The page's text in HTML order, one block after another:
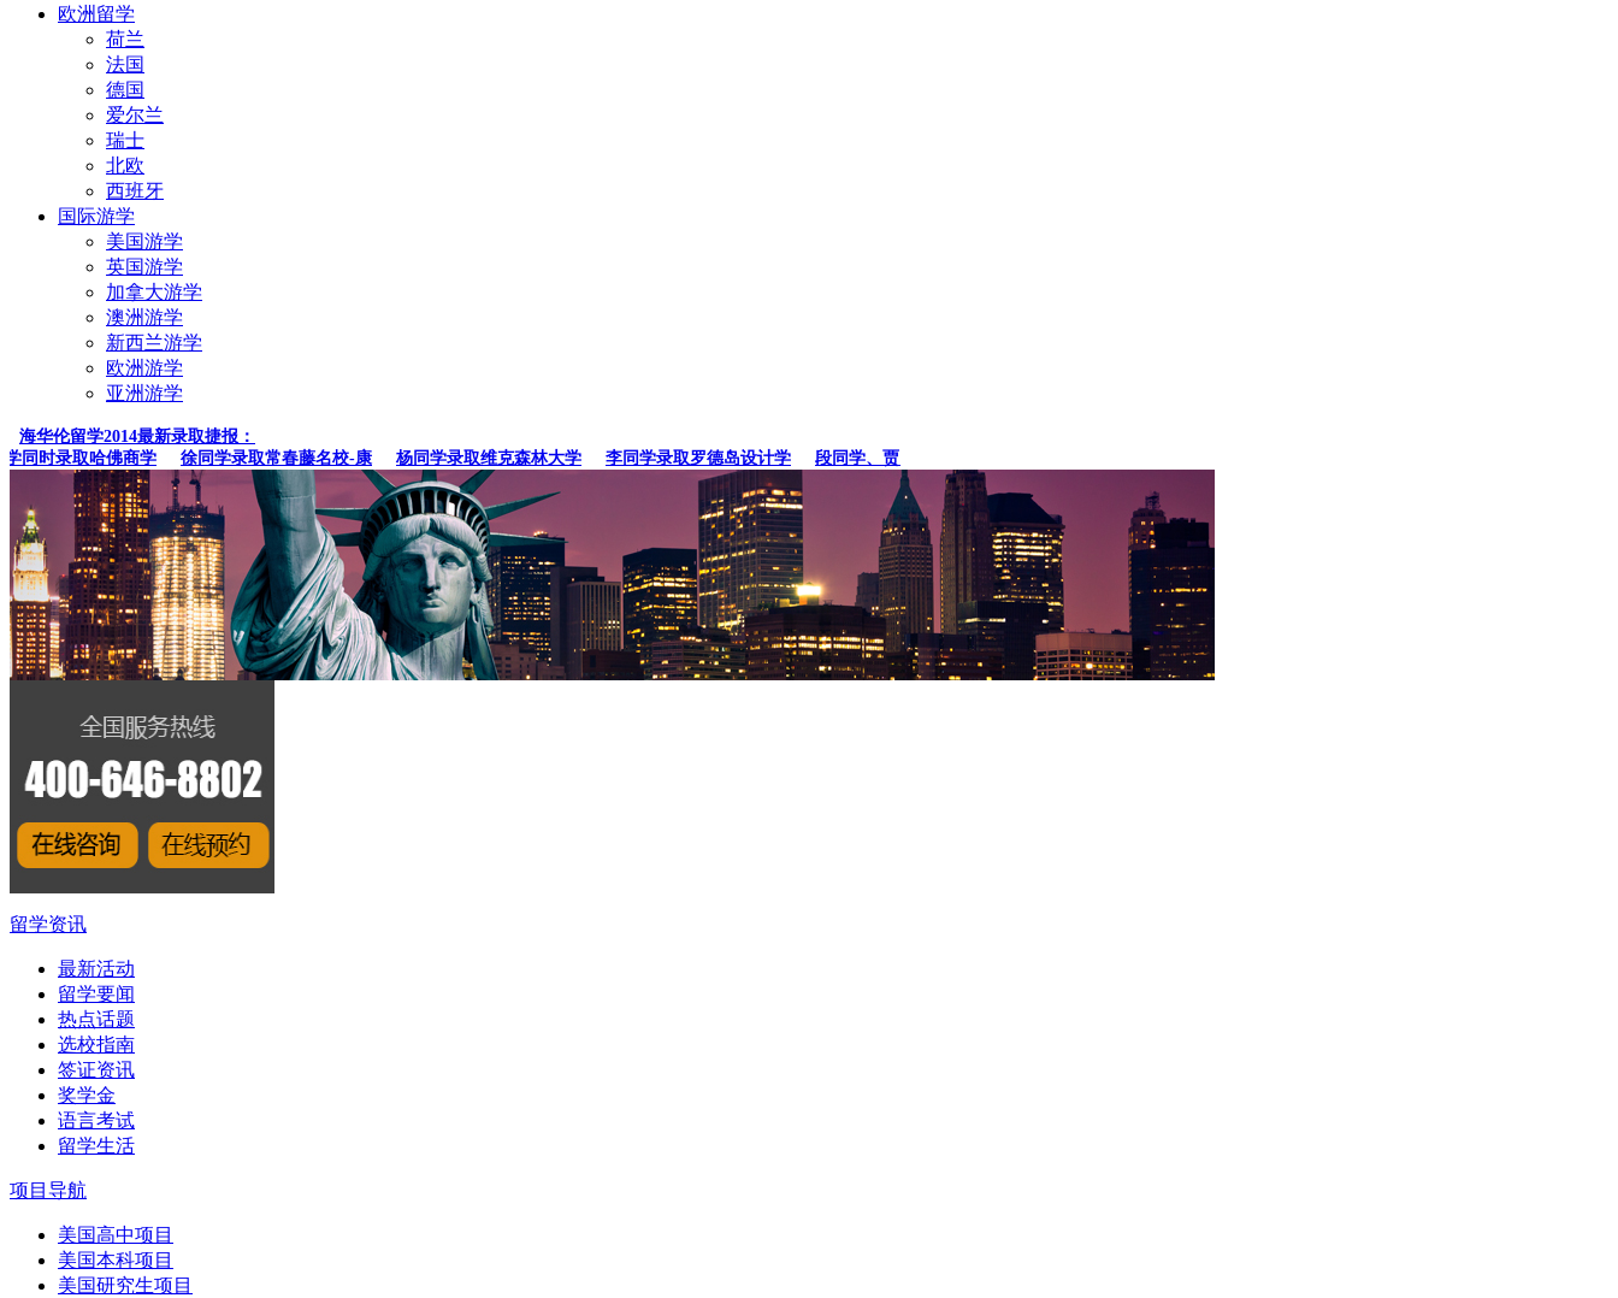
欧洲留学
荷兰
法国
德国
爱尔兰
瑞士
北欧
西班牙
国际游学
美国游学
英国游学
加拿大游学
澳洲游学
新西兰游学
欧洲游学
亚洲游学
海华伦留学2014最新录取捷报：
时录取哈佛商学
徐同学录取常春藤名校-康 杨同学录取维克森林大学 李同学录取罗德岛设计学 段同学、贾同学录取纽约
留学资讯
最新活动
留学要闻
热点话题
选校指南
签证资讯
奖学金
语言考试
留学生活
项目导航
美国高中项目
美国本科项目
美国研究生项目